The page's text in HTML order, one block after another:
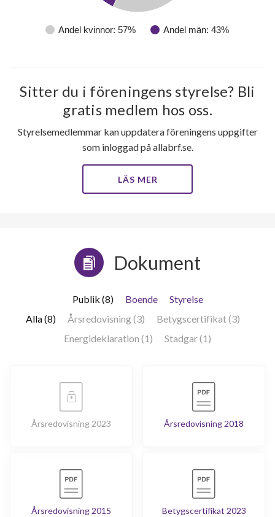
Andel kvinnor: 57% Andel män: 43%
Sitter du i föreningens styrelse? Bli
gratis medlem hos oss.
Styrelsemedlemmar kan uppdatera föreningens uppgifter
som inloggad på allabrf.se.
LÄS MER
Dokument
Publik (8) Boende
Styrelse
Alla (8)
Årsredovisning (3)
Betygscertifikat (3)
Energideklaration (1)
Stadgar (1)
Årsredovisning 2023 Årsredovisning 2018
Årsredovisning 2015 Betygscertifikat 2023